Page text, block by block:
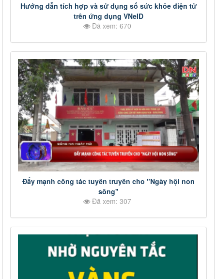
Hướng dẫn tích hợp và sử dụng sổ sức khỏe điện tử
trên ứng dụng VNeID
Đã xem: 670
Đẩy mạnh công tác tuyên truyền cho "Ngày hội non
sông"
Đã xem: 307